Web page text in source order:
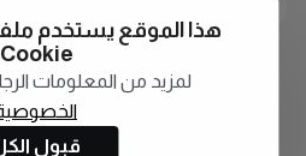
هذا الموقع يستخدم
Cookie
لمزيد من المعلومات
قبول